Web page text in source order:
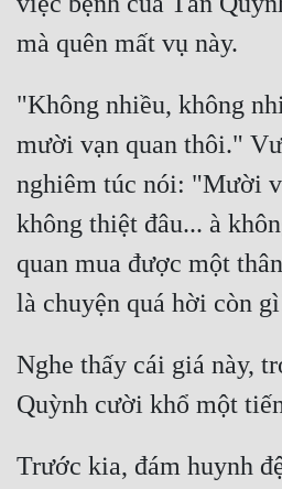
"Không nhiều, không
mười vạn quan thôi."
nghiêm túc nói: "Mười
không thiệt đâu... à
quan mua được một
Nghe thấy cái giá này,
Trước kia, đám huynh